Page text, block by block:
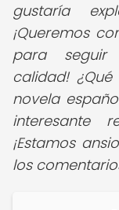
gustaría
¡Queremos
para seguir
calidad!
novela
interesante
¡Estamos
los